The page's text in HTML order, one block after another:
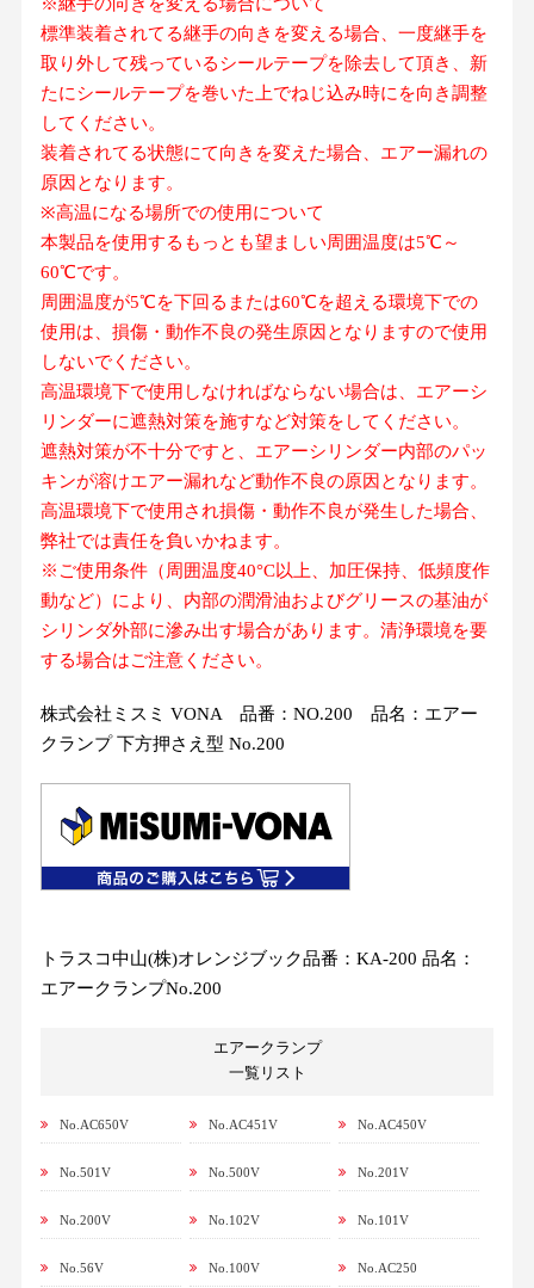
標準装着されてる継手の向きを変える場合、一度継手を
取り外して残っているシールテープを除去して頂き、新
たにシールテープを巻いた上でねじ込み時にを向き調整
してください。
装着されてる状態にて向きを変えた場合、エアー漏れの
原因となります。
※高温になる場所での使用について
本製品を使用するもっとも望ましい周囲温度は5℃～
60℃です。
周囲温度が5℃を下回るまたは60℃を超える環境下での
使用は、損傷・動作不良の発生原因となりますので使用
しないでください。
高温環境下で使用しなければならない場合は、エアーシ
リンダーに遮熱対策を施すなど対策をしてください。
遮熱対策が不十分ですと、エアーシリンダー内部のパッ
キンが溶けエアー漏れなど動作不良の原因となります。
高温環境下で使用され損傷・動作不良が発生した場合、
弊社では責任を負いかねます。
※ご使用条件（周囲温度40°C以上、加圧保持、低頻度作
動など）により、内部の潤滑油およびグリースの基油が
シリンダ外部に滲み出す場合があります。清浄環境を要
する場合はご注意ください。
株式会社ミスミ VONA 品番：NO.200 品名：エアー
クランプ 下方押さえ型 No.200
トラスコ中山(株)オレンジブック品番：KA-200 品名：
エアークランプNo.200
エアークランプ
一覧リスト
No.AC650V No.AC451V No.AC450V
No.501V No.500V No.201V
No.200V No.102V No.101V
No.56V No.100V No.AC250